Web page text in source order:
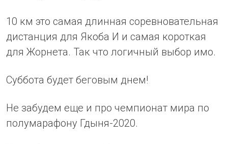
10 км это самая длинная соревновательная
дистанция для Якоба И и самая короткая
для Жорнета. Так что логичный выбор имо.
Суббота будет беговым днем!
Не забудем еще и про чемпионат мира по
полумарафону Гдыня-2020.